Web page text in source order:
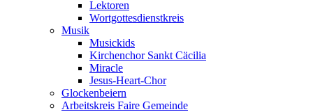
Lektoren
Wortgottesdienstkreis
Musik
Musickids
Kirchenchor Sankt Cäcilia
Miracle
Jesus-Heart-Chor
Glockenbeiern
Arbeitskreis Faire Gemeinde